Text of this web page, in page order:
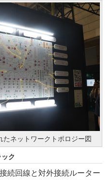
ネットワークトポロジー図
ク
続回線と対外接続ルーター